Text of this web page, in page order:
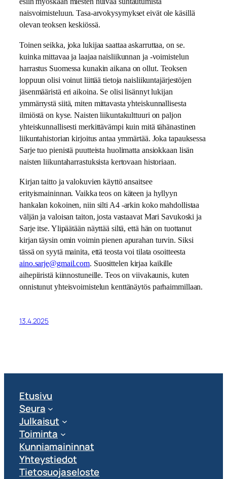
naisvoimisteluun. Tasa-arvokysymykset eivät ole käsillä
olevan teoksen keskiössä.
Toinen seikka, joka lukijaa saattaa askarruttaa, on se.
kuinka mittavaa ja laajaa naisliikunnan ja -voimistelun
harrastus Suomessa kunakin aikana on ollut. Teoksen
loppuun olisi voinut liittää tietoja naisliikuntajärjestöjen
jäsenmääristä eri aikoina. Se olisi lisännyt lukijan
ymmärrystä siitä, miten mittavasta yhteiskunnallisesta
ilmiöstä on kyse. Naisten liikuntakulttuuri on paljon
yhteiskunnallisesti merkittävämpi kuin mitä tähänastinen
liikuntahistorian kirjoitus antaa ymmärtää. Joka tapauksessa
Sarje tuo pienistä puutteista huolimatta ansiokkaan lisän
naisten liikuntaharrastuksista kertovaan historiaan.
Kirjan taitto ja valokuvien käyttö ansaitsee
erityismaininnan. Vaikka teos on käteen ja hyllyyn
hankalan kokoinen, niin silti A4 -arkin koko mahdollistaa
väljän ja valoisan taiton, josta vastaavat Mari Savukoski ja
Sarje itse. Ylipäätään näyttää siltä, että hän on tuottanut
kirjan täysin omin voimin pienen apurahan turvin. Siksi
tässä on syytä mainita, että teosta voi tilata osoitteesta
aino.sarje@gmail.com. Suosittelen kirjaa kaikille
aihepiiristä kiinnostuneille. Teos on viivakaunis, kuten
onnistunut yhteisvoimistelun kenttänäytös parhaimmillaan.
13.4.2025
Etusivu
Seura
Julkaisut
Toiminta
Kunniamaininnat
Yhteystiedot
Tietosuojaseloste